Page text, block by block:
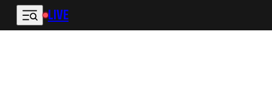
Vai al contenuto principale
LIVE